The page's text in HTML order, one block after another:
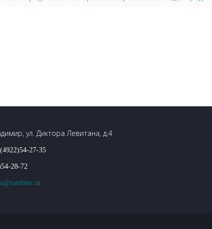
ул. Диктора Левитана, д.4
27-35
28-72